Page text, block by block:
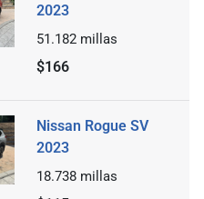
2023
51.182 millas
$166
Nissan Rogue SV
2023
18.738 millas